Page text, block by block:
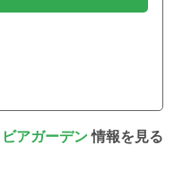
ビアガーデン情報を見る